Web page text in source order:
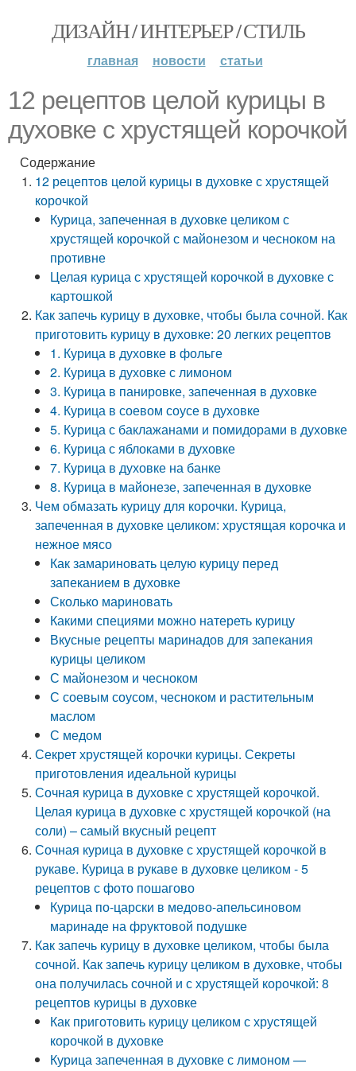
ДИЗАЙН / ИНТЕРЬЕР / СТИЛЬ
главная новости статьи
12 рецептов целой курицы в
духовке с хрустящей корочкой
Содержание
12 рецептов целой курицы в духовке с хрустящей
корочкой
Курица, запеченная в духовке целиком с
хрустящей корочкой с майонезом и чесноком на
противне
Целая курица с хрустящей корочкой в духовке с
картошкой
Как запечь курицу в духовке, чтобы была сочной. Как
приготовить курицу в духовке: 20 легких рецептов
1. Курица в духовке в фольге
2. Курица в духовке с лимоном
3. Курица в панировке, запеченная в духовке
4. Курица в соевом соусе в духовке
5. Курица с баклажанами и помидорами в духовке
6. Курица с яблоками в духовке
7. Курица в духовке на банке
8. Курица в майонезе, запеченная в духовке
Чем обмазать курицу для корочки. Курица,
запеченная в духовке целиком: хрустящая корочка и
нежное мясо
Как замариновать целую курицу перед
запеканием в духовке
Сколько мариновать
Какими специями можно натереть курицу
Вкусные рецепты маринадов для запекания
курицы целиком
С майонезом и чесноком
С соевым соусом, чесноком и растительным
маслом
С медом
Секрет хрустящей корочки курицы. Секреты
приготовления идеальной курицы
Сочная курица в духовке с хрустящей корочкой.
Целая курица в духовке с хрустящей корочкой (на
соли) – самый вкусный рецепт
Сочная курица в духовке с хрустящей корочкой в
рукаве. Курица в рукаве в духовке целиком - 5
рецептов с фото пошагово
Курица по-царски в медово-апельсиновом
маринаде на фруктовой подушке
Как запечь курицу в духовке целиком, чтобы была
сочной. Как запечь курицу целиком в духовке, чтобы
она получилась сочной и с хрустящей корочкой: 8
рецептов курицы в духовке
Как приготовить курицу целиком с хрустящей
корочкой в духовке
Курица запеченная в духовке с лимоном —